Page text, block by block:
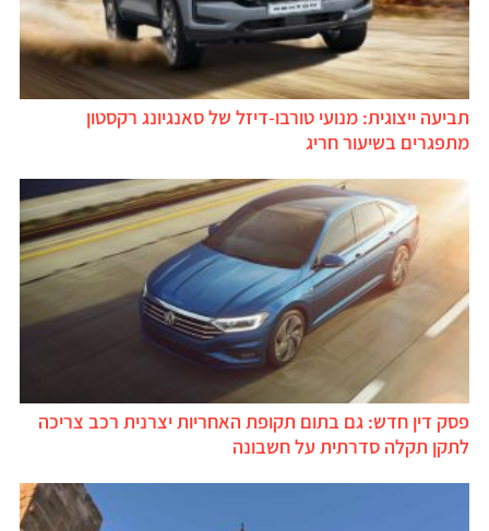
תביעה ייצוגית: מנועי טורבו-דיזל של סאנגיונג רקסטון
מתפגרים בשיעור חריג
פסק דין חדש: גם בתום תקופת האחריות יצרנית רכב צריכה
לתקן תקלה סדרתית על חשבונה